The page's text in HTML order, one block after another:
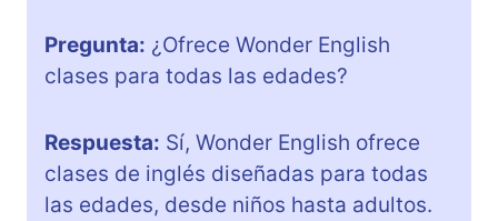
Pregunta: ¿Ofrece Wonder English
clases para todas las edades?
Respuesta: Sí, Wonder English ofrece
clases de inglés diseñadas para todas
las edades, desde niños hasta adultos.